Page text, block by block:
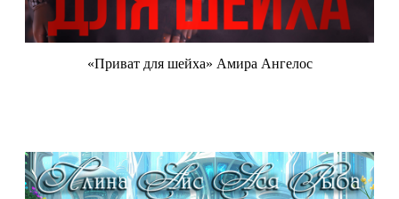
«Приват для шейха» Амира Ангелос